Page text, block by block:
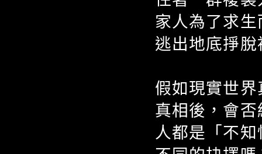
家人為了求
逃出地底掙
假如現實世
真相後，會
人都是「不